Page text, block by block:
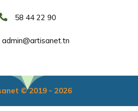
58 44 22 90
admin@artisanet.tn
© 2019 - 2026